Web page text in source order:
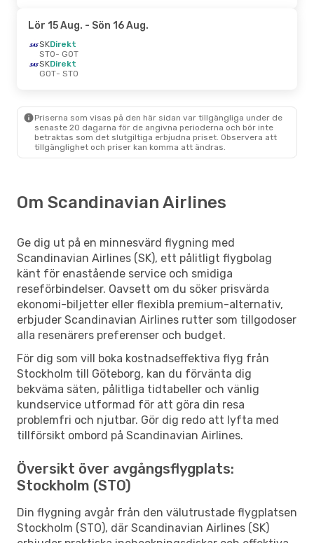
Lör 15 Aug. - Sön 16 Aug.
SKDirekt
STO- GOT
SKDirekt
GOT- STO
Priserna som visas på den här sidan var tillgängliga under de
senaste 20 dagarna för de angivna perioderna och bör inte
betraktas som det slutgiltiga erbjudna priset. Observera att
tillgänglighet och priser kan komma att ändras.
Om Scandinavian Airlines
Ge dig ut på en minnesvärd flygning med
Scandinavian Airlines (SK), ett pålitligt flygbolag
känt för enastående service och smidiga
reseförbindelser. Oavsett om du söker prisvärda
ekonomi-biljetter eller flexibla premium-alternativ,
erbjuder Scandinavian Airlines rutter som tillgodoser
alla resenärers preferenser och budget.
För dig som vill boka kostnadseffektiva flyg från
Stockholm till Göteborg, kan du förvänta dig
bekväma säten, pålitliga tidtabeller och vänlig
kundservice utformad för att göra din resa
problemfri och njutbar. Gör dig redo att lyfta med
tillförsikt ombord på Scandinavian Airlines.
Översikt över avgångsflygplats:
Stockholm (STO)
Din flygning avgår från den välutrustade flygplatsen
Stockholm (STO), där Scandinavian Airlines (SK)